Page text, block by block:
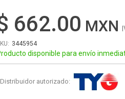
662.00
3445954
disponible para envío
Distribuidor autorizado: